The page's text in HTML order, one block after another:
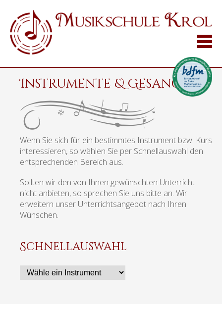
Instrumente & Gesang
Wenn Sie sich für ein bestimmtes Instrument bzw. Kurs
interessieren, so wählen Sie per Schnellauswahl den
entsprechenden Bereich aus.
Sollten wir den von Ihnen gewünschten Unterricht
nicht anbieten, so sprechen Sie uns bitte an. Wir
erweitern unser Unterrichtsangebot nach Ihren
Wünschen.
Schnellauswahl
Zielseite